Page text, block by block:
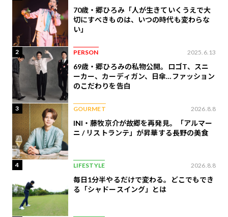
70歳・郷ひろみ「人が生きていくうえで大
切にすべきものは、いつの時代も変わらな
い」
2 PERSON 2025.6.13
69歳・郷ひろみの私物公開。ロゴT、スニ
ーカー、カーディガン、日傘…ファッション
のこだわりを告白
3 GOURMET 2026.8.8
INI・藤牧京介が故郷を再発見。「アルマー
ニ / リストランテ」が昇華する長野の美食
4 LIFESTYLE 2026.8.8
毎日1分半やるだけで変わる。どこでもでき
る「シャドースイング」とは